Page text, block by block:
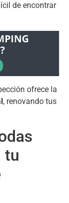
de encontrar
ofrece la
, renovando tus
tu